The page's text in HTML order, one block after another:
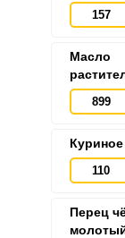
157
Масло
899
110
Перец